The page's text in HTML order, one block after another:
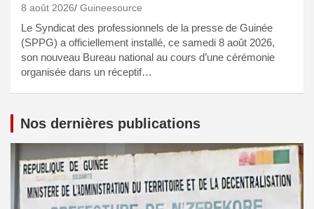
8 août 2026 Guineesource
Le Syndicat des professionnels de la presse de Guinée
(SPPG) a officiellement installé, ce samedi 8 août 2026,
son nouveau Bureau national au cours d’une cérémonie
organisée dans un réceptif…
Nos dernières publications